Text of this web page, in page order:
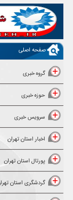
صفحه اصلی
گروه خبری
حوزه خبری
سرویس خبری
اخبار استان تهران
پورتال استان تهران
گردشگری استان